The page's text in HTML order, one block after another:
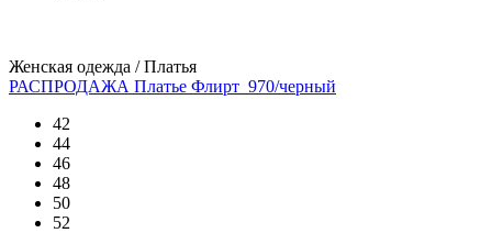
Женская одежда / Платья
РАСПРОДАЖА Платье Флирт_970/черный
42
44
46
48
50
52